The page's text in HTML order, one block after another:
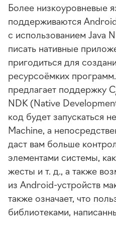
Более низкоуровневые
поддерживаются
с использованием Java
писать нативные
пригодиться для
ресурсоёмких
предлагает поддержку
NDK (Native
код будет запускаться
Machine, а
даст вам больше
элементами системы,
жесты и т. д., а также
из Android-устройств
также означает, что
библиотеками,